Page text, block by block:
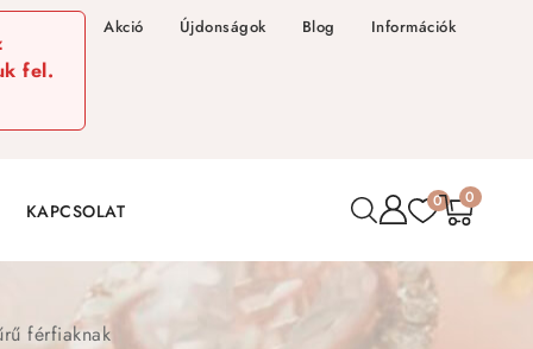
fel.
Akció Újdonságok Blog Információk
KAPCSOLAT 0 0
férfiaknak